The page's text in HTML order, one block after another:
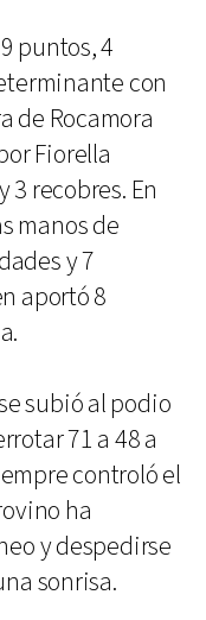
puntos, 4
con
de Rocamora
Fiorella
3 recobres. En
manos de
y 7
aportó 8
subió al podio
71 a 48 a
controló el
ha
y despedirse
sonrisa.